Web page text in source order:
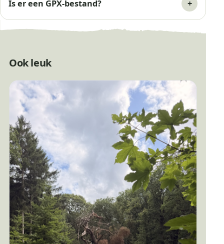
Is er een GPX-bestand?
Ook leuk